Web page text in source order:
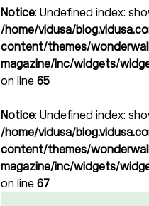
Notice: Undefined index:
/home/vidusa/
content/themes/
magazine/inc/widgets/
on line 65
Notice: Undefined index:
/home/vidusa/
content/themes/
magazine/inc/widgets/
on line 67